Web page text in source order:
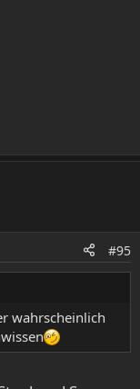
#95
wahrscheinlich